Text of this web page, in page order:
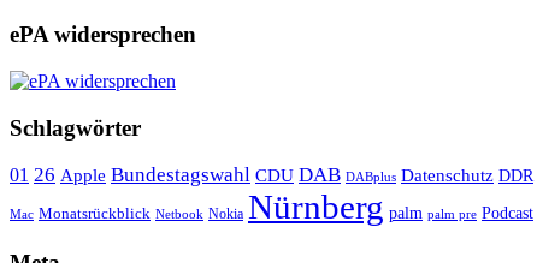
ePA widersprechen
Schlagwörter
01 26 Apple Bundestagswahl CDU DAB DABplus Datenschutz DDR
Mac Monatsrückblick Netbook Nokia Nürnberg palm palm pre Podcast